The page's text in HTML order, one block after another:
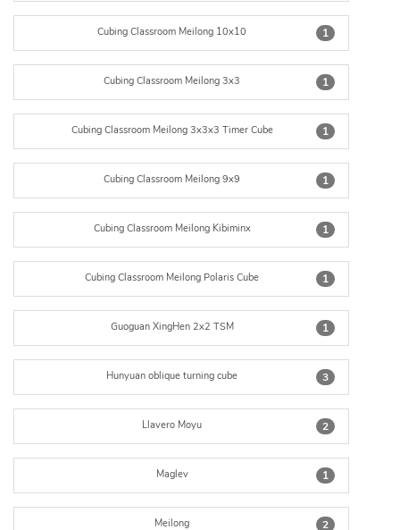
1
Cubing Classroom Meilong 10x10
1
Cubing Classroom Meilong 3x3
1
Cubing Classroom Meilong 3x3x3 Timer Cube
1
Cubing Classroom Meilong 9x9
1
Cubing Classroom Meilong Kibiminx
1
Cubing Classroom Meilong Polaris Cube
1
Guoguan XingHen 2x2 TSM
3
Hunyuan oblique turning cube
2
Llavero Moyu
1
Maglev
2
Meilong